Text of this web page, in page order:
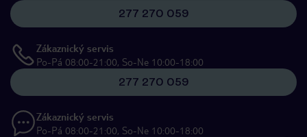
277 270 059
Zákaznický servis
Po-Pá 08:00-21:00, So-Ne 10:00-18:00
277 270 059
Zákaznický servis
Po-Pá 08:00-21:00, So-Ne 10:00-18:00